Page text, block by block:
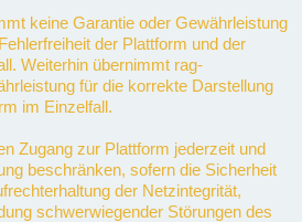
keine Garantie oder Gewährleistung
der Plattform und der
Weiterhin übernimmt rag-
für die korrekte Darstellung
im Einzelfall.
Zugang zur Plattform jederzeit und
beschränken, sofern die Sicherheit
der Netzintegrität,
schwerwiegender Störungen des